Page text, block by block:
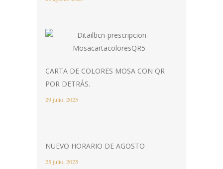
CARTA DE COLORES MOSA CON QR
POR DETRÁS.
29 julio, 2025
NUEVO HORARIO DE AGOSTO
25 julio, 2025